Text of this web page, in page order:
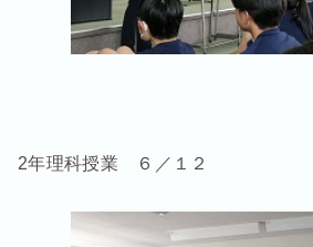
2年理科授業 ６／１２